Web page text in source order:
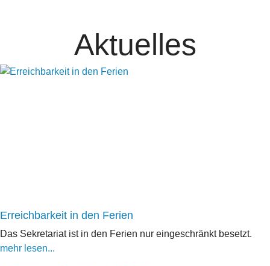
Aktuelles
Erreichbarkeit in den Ferien
Das Sekretariat ist in den Ferien nur eingeschränkt besetzt.
mehr lesen...